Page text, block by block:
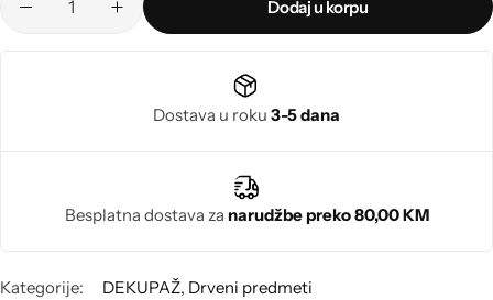
Dodaj u korpu
Dostava u roku 3-5 dana
Besplatna dostava za narudžbe preko 80,00 KM
Kategorije: DEKUPAŽ, Drveni predmeti
Poludragi kamen